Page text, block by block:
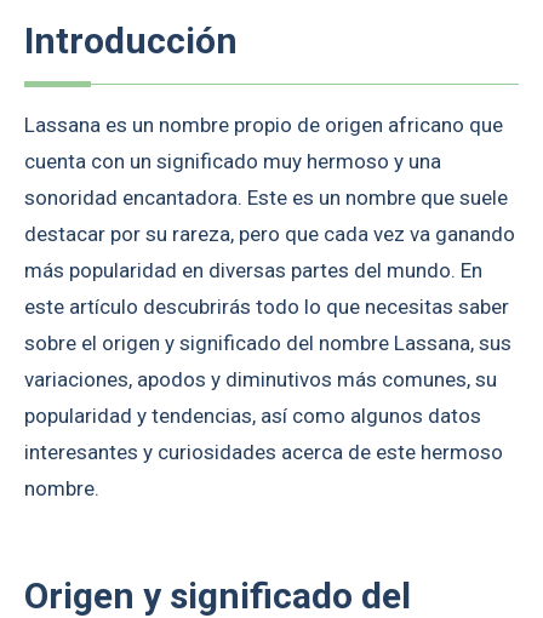
Introducción
Lassana es un nombre propio de origen africano que
cuenta con un significado muy hermoso y una
sonoridad encantadora. Este es un nombre que suele
destacar por su rareza, pero que cada vez va ganando
más popularidad en diversas partes del mundo. En
este artículo descubrirás todo lo que necesitas saber
sobre el origen y significado del nombre Lassana, sus
variaciones, apodos y diminutivos más comunes, su
popularidad y tendencias, así como algunos datos
interesantes y curiosidades acerca de este hermoso
nombre.
Origen y significado del